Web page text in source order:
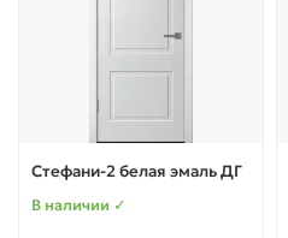
Стефани-2 белая эмаль ДГ
В наличии ✓